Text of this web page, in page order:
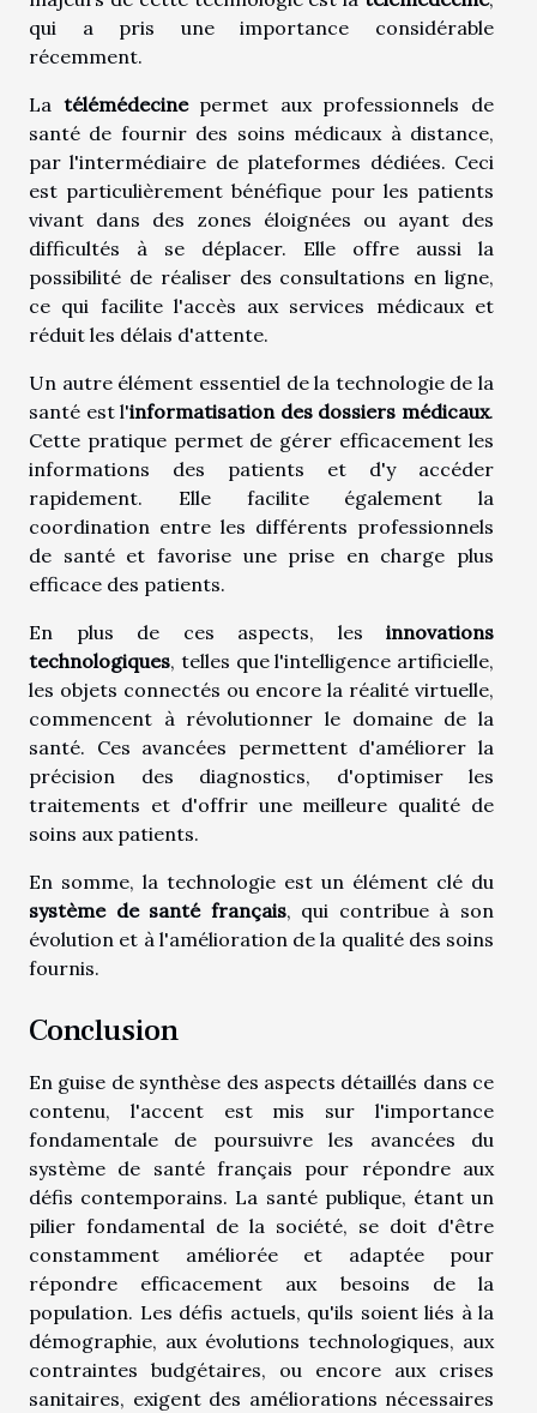
qui a pris une importance considérable
récemment.
La télémédecinepermet aux professionnels de
santé de fournir des soins médicaux à distance,
par l'intermédiaire de plateformes dédiées. Ceci
est particulièrement bénéfique pour les patients
vivant dans des zones éloignées ou ayant des
difficultés à se déplacer. Elle offre aussi la
possibilité de réaliser des consultations en ligne,
ce qui facilite l'accès aux services médicaux et
réduit les délais d'attente.
Un autre élément essentiel de la technologie de la
santé est l'informatisation des dossiers médicaux.
Cette pratique permet de gérer efficacement les
informations des patients et d'y accéder
rapidement. Elle facilite également la
coordination entre les différents professionnels
de santé et favorise une prise en charge plus
efficace des patients.
En plus de ces aspects, les innovations
technologiques, telles que l'intelligence artificielle,
les objets connectés ou encore la réalité virtuelle,
commencent à révolutionner le domaine de la
santé. Ces avancées permettent d'améliorer la
précision des diagnostics, d'optimiser les
traitements et d'offrir une meilleure qualité de
soins aux patients.
En somme, la technologie est un élément clé du
système de santé français, qui contribue à son
évolution et à l'amélioration de la qualité des soins
fournis.
Conclusion
En guise de synthèse des aspects détaillés dans ce
contenu, l'accent est mis sur l'importance
fondamentale de poursuivre les avancées du
système de santé français pour répondre aux
défis contemporains. La santé publique, étant un
pilier fondamental de la société, se doit d'être
constamment améliorée et adaptée pour
répondre efficacement aux besoins de la
population. Les défis actuels, qu'ils soient liés à la
démographie, aux évolutions technologiques, aux
contraintes budgétaires, ou encore aux crises
sanitaires, exigent des améliorations nécessaires